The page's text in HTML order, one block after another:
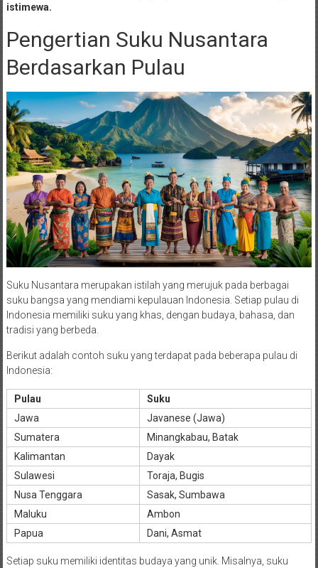
istimewa.
Pengertian Suku Nusantara
Berdasarkan Pulau
Suku Nusantara merupakan istilah yang merujuk pada berbagai
suku bangsa yang mendiami kepulauan Indonesia. Setiap pulau di
Indonesia memiliki suku yang khas, dengan budaya, bahasa, dan
tradisi yang berbeda.
Berikut adalah contoh suku yang terdapat pada beberapa pulau di
Indonesia:
Pulau
Suku
Jawa
Javanese (Jawa)
Sumatera
Minangkabau, Batak
Kalimantan
Dayak
Sulawesi
Toraja, Bugis
Nusa Tenggara
Sasak, Sumbawa
Maluku
Ambon
Papua
Dani, Asmat
Setiap suku memiliki identitas budaya yang unik. Misalnya, suku